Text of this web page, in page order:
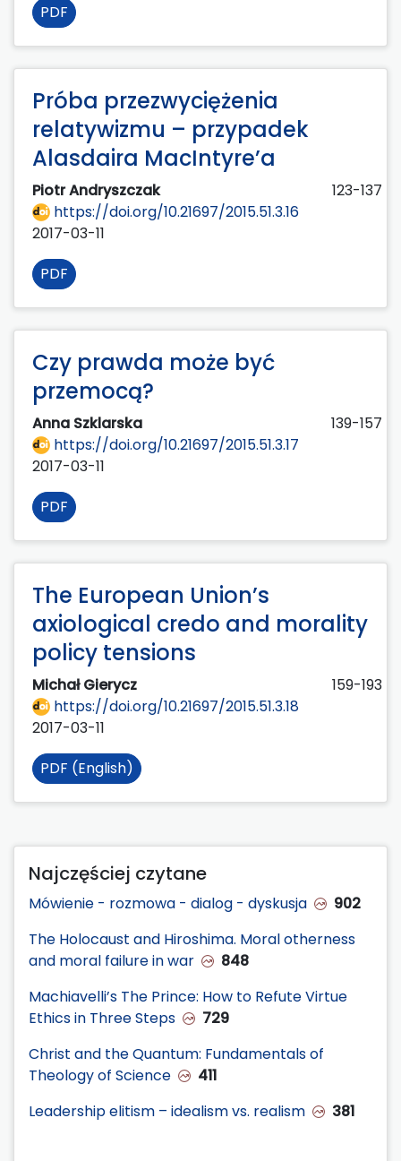
PDF
Próba przezwyciężenia
relatywizmu – przypadek
Alasdaira MacIntyre’a
Piotr Andryszczak
123-137
https://doi.org/10.21697/2015.51.3.16
2017-03-11
PDF
Czy prawda może być
przemocą?
Anna Szklarska
139-157
https://doi.org/10.21697/2015.51.3.17
2017-03-11
PDF
The European Union’s
axiological credo and morality
policy tensions
Michał Gierycz
159-193
https://doi.org/10.21697/2015.51.3.18
2017-03-11
PDF (English)
Najczęściej czytane
Mówienie - rozmowa - dialog - dyskusja
902
The Holocaust and Hiroshima. Moral otherness
and moral failure in war
848
Machiavelli’s The Prince: How to Refute Virtue
Ethics in Three Steps
729
Christ and the Quantum: Fundamentals of
Theology of Science
411
Leadership elitism – idealism vs. realism
381